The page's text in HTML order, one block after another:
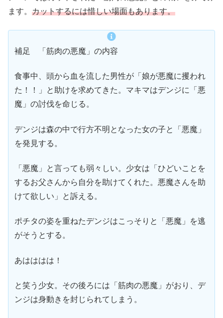
ます。 カットするには惜しい場面もあります。
補足 「筋肉の悪魔」の内容
食事中、頭から血を流した男性が「娘が悪魔に攫われ
た！！」と助けを求めてきた。マキマはデンジに「悪
魔」の討伐を命じる。
デンジは森の中で行方不明となった女の子と「悪魔」
を発見する。
「悪魔」と言っても弱々しい。少女は「ひどいことを
するお父さんから自分を助けてくれた。悪魔さんを助
けて欲しい」と訴える。
ポチタの姿を重ねたデンジはこっそりと「悪魔」を逃
がそうとする。
あはははは！
と笑う少女。その後ろには「筋肉の悪魔」がおり、デ
ンジは身動きを封じられてしまう。